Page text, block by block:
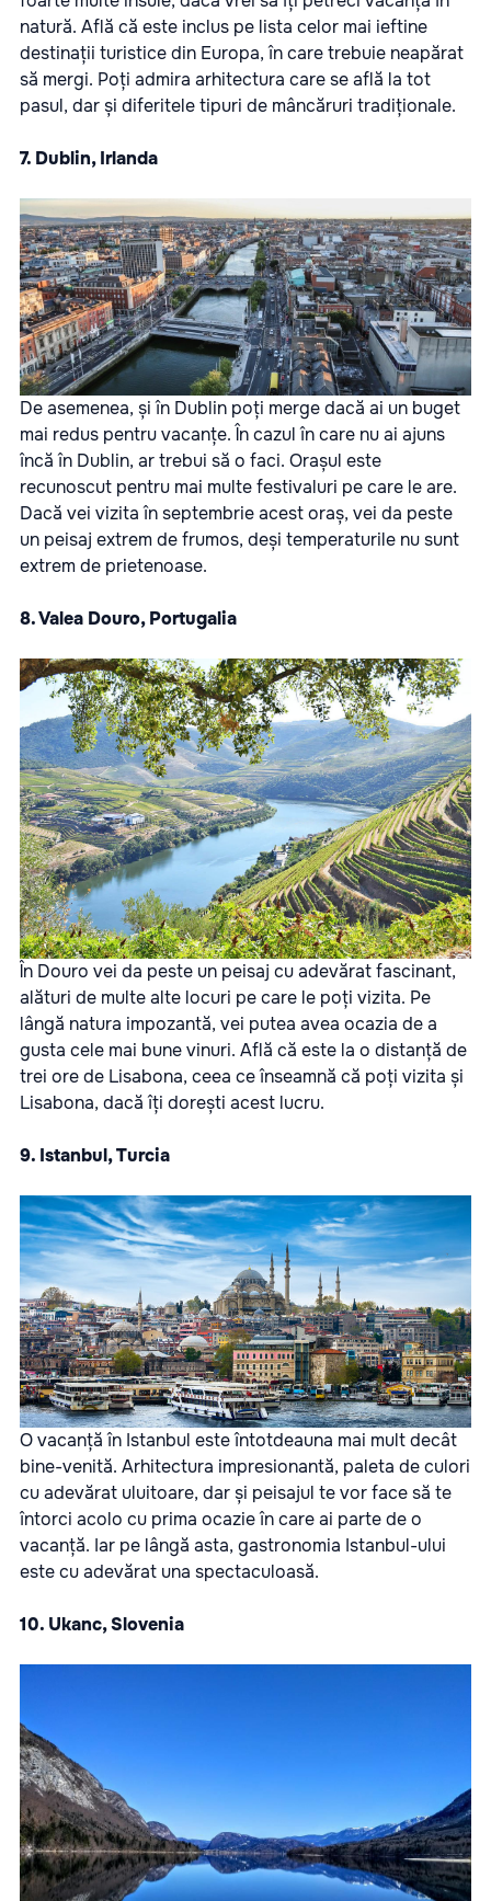
natură. Află că este inclus pe lista celor mai ieftine
destinații turistice din Europa, în care trebuie neapărat
să mergi. Poți admira arhitectura care se află la tot
pasul, dar și diferitele tipuri de mâncăruri tradiționale.
7. Dublin, Irlanda
De asemenea, și în Dublin poți merge dacă ai un buget
mai redus pentru vacanțe. În cazul în care nu ai ajuns
încă în Dublin, ar trebui să o faci. Orașul este
recunoscut pentru mai multe festivaluri pe care le are.
Dacă vei vizita în septembrie acest oraș, vei da peste
un peisaj extrem de frumos, deși temperaturile nu sunt
extrem de prietenoase.
8. Valea Douro, Portugalia
În Douro vei da peste un peisaj cu adevărat fascinant,
alături de multe alte locuri pe care le poți vizita. Pe
lângă natura impozantă, vei putea avea ocazia de a
gusta cele mai bune vinuri. Află că este la o distanță de
trei ore de Lisabona, ceea ce înseamnă că poți vizita și
Lisabona, dacă îți dorești acest lucru.
9. Istanbul, Turcia
O vacanță în Istanbul este întotdeauna mai mult decât
bine-venită. Arhitectura impresionantă, paleta de culori
cu adevărat uluitoare, dar și peisajul te vor face să te
întorci acolo cu prima ocazie în care ai parte de o
vacanță. Iar pe lângă asta, gastronomia Istanbul-ului
este cu adevărat una spectaculoasă.
10. Ukanc, Slovenia